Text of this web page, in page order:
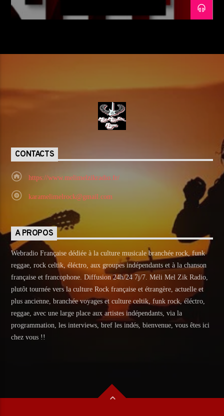
CONTACTS
https://www.melimelzikradio.fr/
karamelimelrock@gmail.com
A PROPOS
Webradio Française dédiée à la culture musicale branchée rock, funk
reggae, rock celtik, éléctro, aux groupes indépendants et à la chanson
française et francophone. Diffusion 24h/24 7j/7. Méli Mel Zik Radio,
plutôt tournée vers la culture Rock française et étrangère, actuelle et
plus ancienne, branchée voyages et culture celtik, funk rock, éléctro,
reggae, avec une large place aux artistes indépendants, via la
programmation, les interviews, bref les indés, bienvenue, vous êtes ici
chez vous !!